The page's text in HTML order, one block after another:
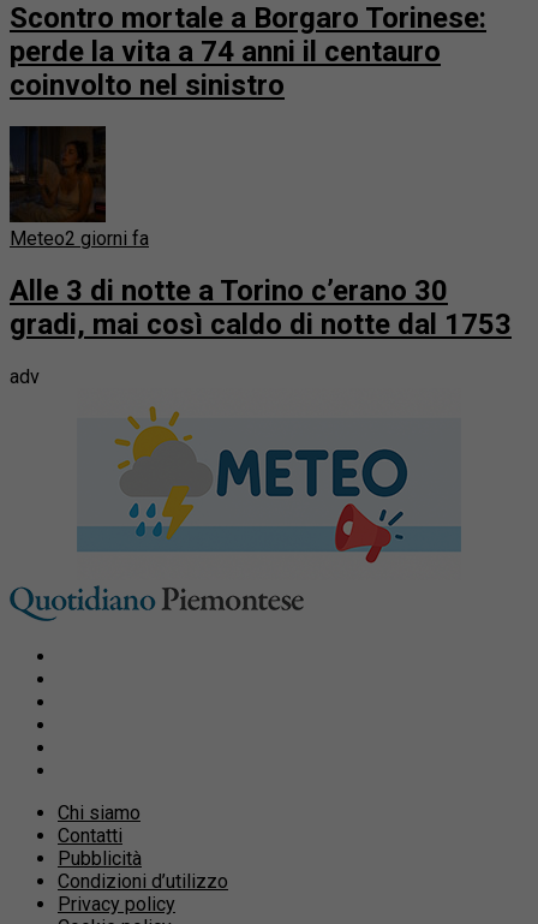
Scontro mortale a Borgaro Torinese:
perde la vita a 74 anni il centauro
coinvolto nel sinistro
Meteo2 giorni fa
Alle 3 di notte a Torino c’erano 30
gradi, mai così caldo di notte dal 1753
adv
Chi siamo
Contatti
Pubblicità
Condizioni d’utilizzo
Privacy policy